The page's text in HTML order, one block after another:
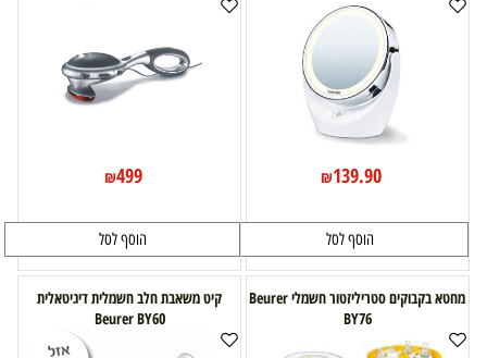
₪139.90
הוסף לסל
₪499
הוסף לסל
מחטא בקבוקים סטריליזטור חשמלי Beurer
BY76
קיט משאבת חלב חשמלית דיגיטאלית
Beurer BY60